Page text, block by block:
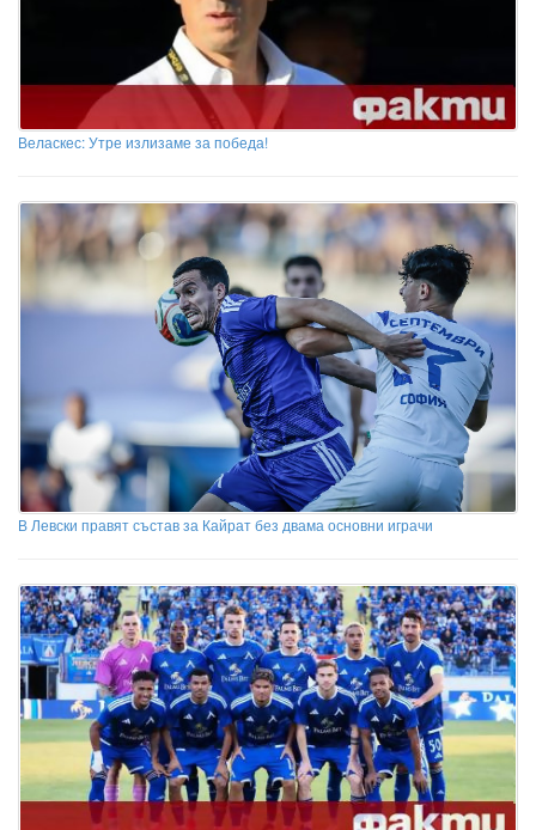
Веласкес: Утре излизаме за победа!
В Левски правят състав за Кайрат без двама основни играчи